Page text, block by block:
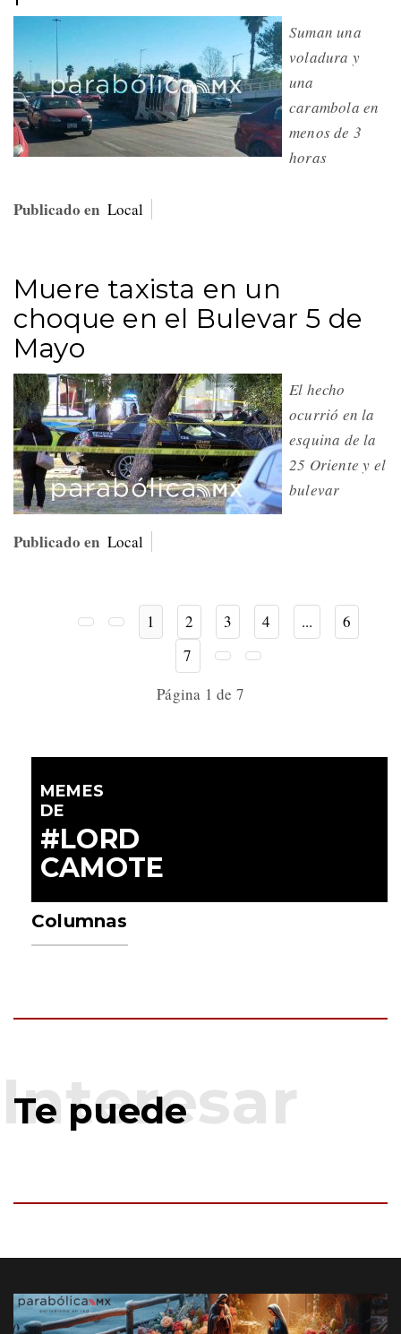
Suman una
voladura y
una
carambola en
menos de 3
horas
Publicado en Local
Muere taxista en un
choque en el Bulevar 5 de
Mayo
El hecho
ocurrió en la
esquina de la
25 Oriente y el
bulevar
Publicado en Local
1 2 3 4 ...
6
7
Página 1 de 7
MEMES
DE
#LORD
CAMOTE
Columnas
Te puede